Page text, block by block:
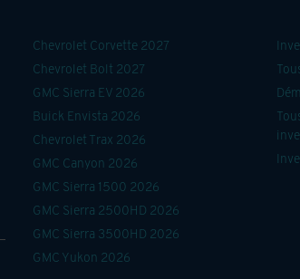
Chevrolet Corvette 2027
Chevrolet Bolt 2027
GMC Sierra EV 2026
Buick Envista 2026
Chevrolet Trax 2026
GMC Canyon 2026
GMC Sierra 1500 2026
GMC Sierra 2500HD 2026
GMC Sierra 3500HD 2026
GMC Yukon 2026